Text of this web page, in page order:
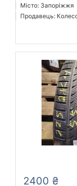
Місто: Запоріжжя
Продавець:
2400 ₴